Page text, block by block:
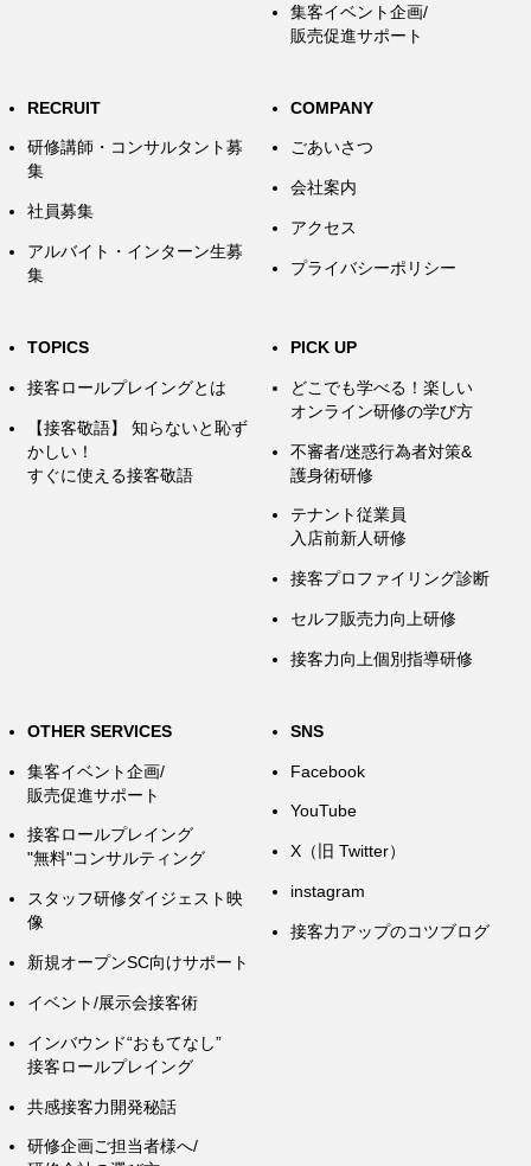
集客イベント企画/
販売促進サポート
RECRUIT
研修講師・コンサルタント募
集
社員募集
アルバイト・インターン生募
集
COMPANY
ごあいさつ
会社案内
アクセス
プライバシーポリシー
TOPICS
接客ロールプレイングとは
【接客敬語】 知らないと恥ず
かしい！
すぐに使える接客敬語
PICK UP
どこでも学べる！楽しい
オンライン研修の学び方
不審者/迷惑行為者対策&
護身術研修
テナント従業員
入店前新人研修
接客プロファイリング診断
セルフ販売力向上研修
接客力向上個別指導研修
OTHER SERVICES
集客イベント企画/
販売促進サポート
接客ロールプレイング
"無料"コンサルティング
スタッフ研修ダイジェスト映
像
新規オープンSC向けサポート
イベント/展示会接客術
インバウンド“おもてなし”
接客ロールプレイング
共感接客力開発秘話
研修企画ご担当者様へ/
SNS
Facebook
YouTube
X（旧 Twitter）
instagram
接客力アップのコツブログ